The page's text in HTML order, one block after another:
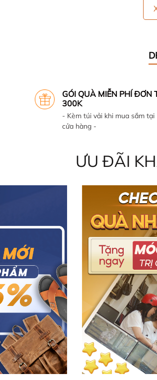
GÓI QUÀ MIỄN PHÍ ĐƠN
300K
- Kèm túi vải khi mua sắm tại
cửa hàng -
ƯU ĐÃI